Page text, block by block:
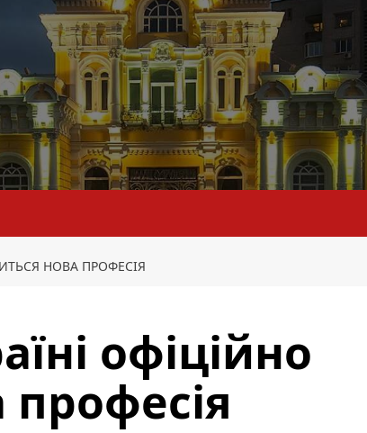
НОВА ПРОФЕСІЯ
офіційно
професія